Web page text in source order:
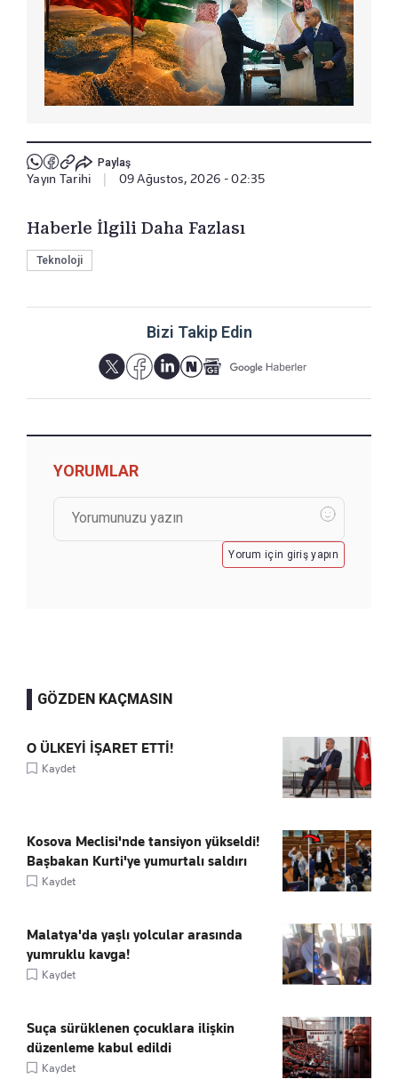
Paylaş
Yayın Tarihi 09 Ağustos, 2026 - 02:35
Haberle İlgili Daha Fazlası
Teknoloji
Bizi Takip Edin
YORUMLAR
Yorum için giriş yapın
GÖZDEN KAÇMASIN
O ÜLKEYİ İŞARET ETTİ!
Kaydet
Kosova Meclisi'nde tansiyon yükseldi!
Başbakan Kurti'ye yumurtalı saldırı
Kaydet
Malatya'da yaşlı yolcular arasında
yumruklu kavga!
Kaydet
Suça sürüklenen çocuklara ilişkin
düzenleme kabul edildi
Kaydet